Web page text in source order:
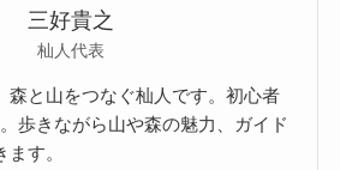
三好貴之
杣人代表
森と山をつなぐ杣人です。初心者
歩きながら山や森の魅力、ガイド
す。